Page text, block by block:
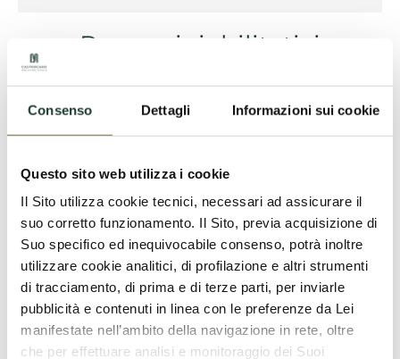
Consenso Dettagli Informazioni sui cookie
Questo sito web utilizza i cookie
Il Sito utilizza cookie tecnici, necessari ad assicurare il
suo corretto funzionamento. Il Sito, previa acquisizione di
Suo specifico ed inequivocabile consenso, potrà inoltre
utilizzare cookie analitici, di profilazione e altri strumenti
di tracciamento, di prima e di terze parti, per inviarle
pubblicità e contenuti in linea con le preferenze da Lei
manifestate nell’ambito della navigazione in rete, oltre
che per effettuare analisi e monitoraggio dei Suoi
Percorsi riabilitativi
Programmi di riabilitazione
reumatologica